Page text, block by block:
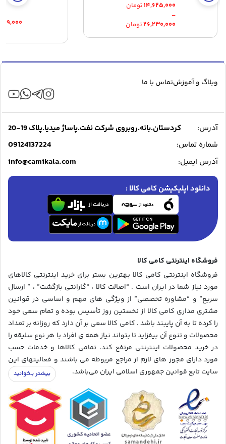
۲۶,۲۳۰,۰۰۰تومان
–
۱۴,۶۲۵,۰۰۰تومان
Price
range:
۱۴,۶۲۵,۰۰۰ تومان
وبلاگ و آموزشتماس با ما
آدرس:
کردستان.بانه.روبروی شرکت نفت.پاساژ میدیا.پلاک 19-20
شماره تماس:
09124137224
آدرس ایمیل: info@camikala.com
دانلود اپلیکیشن کامی کالا :
فروشگاه اینترنتی کامی کالا
فروشگاه اینترنتی کامی کالا بهترین بستر برای خرید اینترنتی کالاهای
مورد نیاز شما در ایران است . “اصالت کالا ، “گارانتی بازگشت” ، ” ارسال
سریع” و “مشاوره تخصصی” از ویژگی های مهم و اساسی در قوانین
مشتری مداری کامی کالا از نخستین روز تأسیس بوده و تمام سعی خود
را کرده تا به آن پایبند باشد . کامی کالا سعی بر آن دارد که روزانه بر تعداد
محصولات و تنوع آن بیفزاید تا بتواند نیاز همه ی افراد با هر نوع سلیقه را
در خرید محصولات اینترنتی مرتفع کند. تمامی کالاها و خدمات حسب
مورد دارای مجوز های لازم از مراجع مربوطه می باشند و فعالیتهای این
سایت تابع قوانین جمهوری اسلامی ایران می‌باشد.